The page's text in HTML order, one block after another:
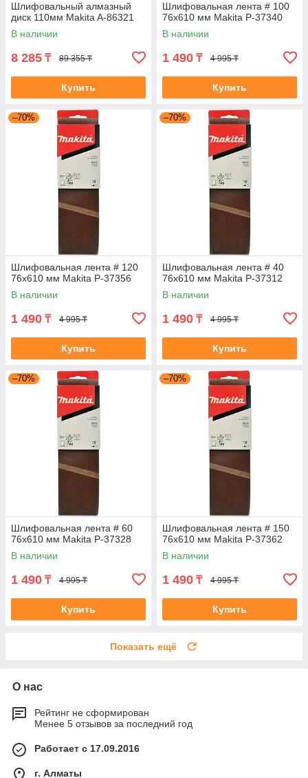
Шлифовальный алмазный
диск 110мм Makita A-86321
В наличии
8 285 ₸ 89 355 ₸
Купить
Шлифовальная лента # 100
76x610 мм Makita P-37340
В наличии
1 490 ₸ 4 995 ₸
Купить
–70%
Шлифовальная лента # 120
76x610 мм Makita P-37356
В наличии
1 490 ₸ 4 995 ₸
Купить
–70%
Шлифовальная лента # 40
76x610 мм Makita P-37312
В наличии
1 490 ₸ 4 995 ₸
Купить
–70%
Шлифовальная лента # 60
76x610 мм Makita P-37328
В наличии
1 490 ₸ 4 995 ₸
Купить
–70%
Шлифовальная лента # 150
76x610 мм Makita P-37362
В наличии
1 490 ₸ 4 995 ₸
Купить
Показать ещё
О нас
Рейтинг не сформирован
Менее 5 отзывов за последний год
Работает с 17.09.2016
г. Алматы